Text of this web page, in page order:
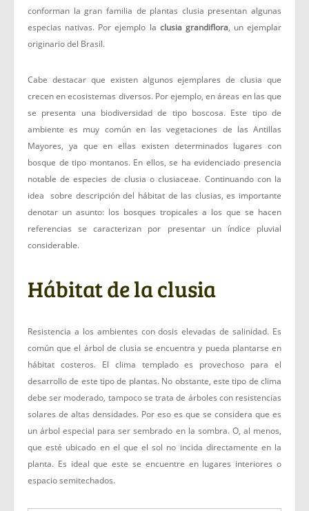
conforman la gran familia de plantas clusia presentan algunas
especias nativas. Por ejemplo la clusia grandiflora, un ejemplar
originario del Brasil.
Cabe destacar que existen algunos ejemplares de clusia que
crecen en ecosistemas diversos. Por ejemplo, en áreas en las que
se presenta una biodiversidad de tipo boscosa. Este tipo de
ambiente es muy común en las vegetaciones de las Antillas
Mayores, ya que en ellas existen determinados lugares con
bosque de tipo montanos. En ellos, se ha evidenciado presencia
notable de especies de clusia o clusiaceae. Continuando con la
idea sobre descripción del hábitat de las clusias, es importante
denotar un asunto: los bosques tropicales a los que se hacen
referencias se caracterizan por presentar un índice pluvial
considerable.
Hábitat de la clusia
Resistencia a los ambientes con dosis elevadas de salinidad. Es
común que el árbol de clusia se encuentra y pueda plantarse en
hábitat costeros. El clima templado es provechoso para el
desarrollo de este tipo de plantas. No obstante, este tipo de clima
debe ser moderado, tampoco se trata de árboles con resistencias
solares de altas densidades. Por eso es que se considera que es
un árbol especial para ser sembrado en la sombra. O, al menos,
que esté ubicado en el que el sol no incida directamente en la
planta. Es ideal que este se encuentre en lugares interiores o
espacio semitechados.